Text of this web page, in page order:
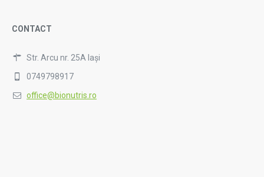
CONTACT
Str. Arcu nr. 25A Iași
0749798917
office@bionutris.ro